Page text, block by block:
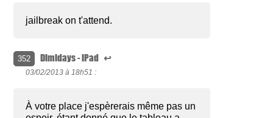
jailbreak on t'attend.
352 Dimidays - iPad ↩
03/02/2013 à 18h51 :
À votre place j'espèrerais même pas un